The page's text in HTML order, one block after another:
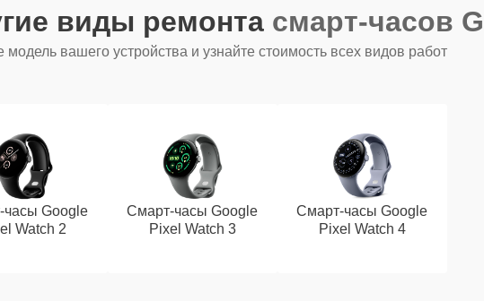
виды ремонта смарт-часов
модель вашего устройства и узнайте стоимость всех видов работ
Google
Watch 2
Смарт-часы Google
Pixel Watch 3
Смарт-часы Google
Pixel Watch 4